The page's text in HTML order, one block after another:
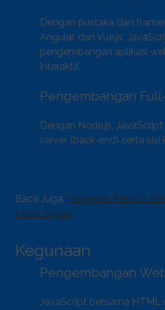
Dengan pustaka dan
Angular, dan Vue.js,
pengembangan aplikasi
interaktif.
Pengembangan
Dengan Node.js,
server (back-end) serta sisi
Baca Juga: Mengenal NextJS.
Masa Depan
Kegunaan
Pengembangan
JavaScript bersama HTML